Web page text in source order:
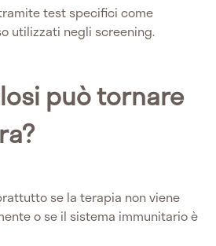
test specifici come
utilizzati negli screening.
può tornare
se la terapia non viene
o se il sistema immunitario è